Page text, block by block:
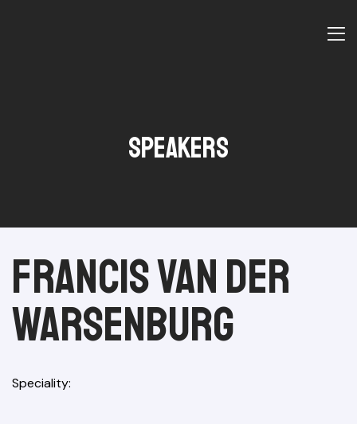
Speakers
Francis van der
Warsenburg
Speciality